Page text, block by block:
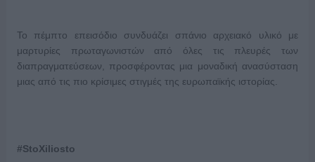
Το πέμπτο επεισόδιο συνδυάζει σπάνιο αρχειακό υλικό με
μαρτυρίες πρωταγωνιστών από όλες τις πλευρές των
διαπραγματεύσεων, προσφέροντας μια μοναδική ανασύσταση
μιας από τις πιο κρίσιμες στιγμές της ευρωπαϊκής ιστορίας.
#StoXiliosto